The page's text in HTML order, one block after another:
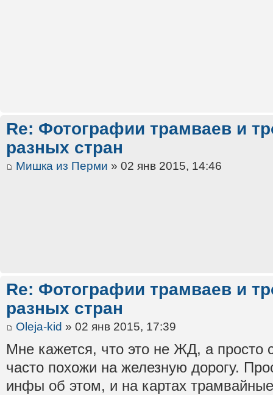
Re: Фотографии трамваев и
разных стран
Мишка из Перми » 02 янв 2015, 14:46
Re: Фотографии трамваев и
разных стран
Oleja-kid » 02 янв 2015, 17:39
Мне кажется, что это не ЖД, а просто
часто похожи на железную дорогу.
инфы об этом, и на картах